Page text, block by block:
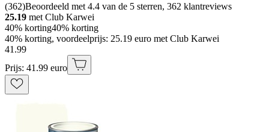
(362)Beoordeeld met 4.4 van de 5 sterren, 362 klantreviews
25.19 met Club Karwei
40% korting40% korting
40% korting, voordeelprijs: 25.19 euro met Club Karwei
41 .99
Prijs: 41.99 euro